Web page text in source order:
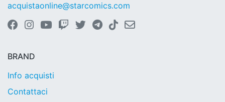
acquistaonline@starcomics.com
BRAND
Info acquisti
Contattaci